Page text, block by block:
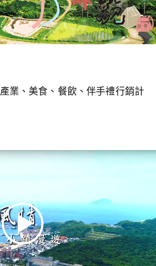
業、美食、餐飲、伴手禮行銷計